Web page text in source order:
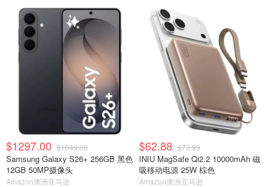
$1297.00 $1849.00
Samsung Galaxy S26+ 256GB 黑色
12GB 50MP摄像头
Amazon澳洲亚马逊
$62.88 $73.99
INIU MagSafe Qi2.2 10000mAh 磁
吸移动电源 25W 棕色
Amazon澳洲亚马逊